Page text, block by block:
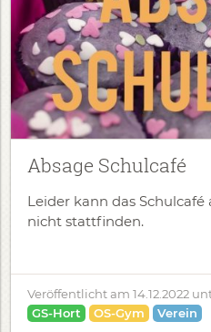
Absage Schulcafé
Leider kann das Schulcafé
nicht stattfinden.
Veröffentlicht am 14.12.2022
GS-Hort
OS-Gym Verein